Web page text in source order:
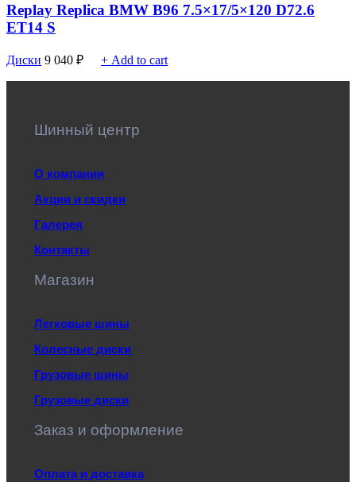
Replay Replica BMW B96 7.5×17/5×120 D72.6
ET14 S
Диски 9 040 ₽ + Add to cart
Шинный центр
О компании
Акции и скидки
Галерея
Контакты
Магазин
Легковые шины
Колесные диски
Грузовые шины
Грузовые диски
Заказ и оформление
Оплата и доставка